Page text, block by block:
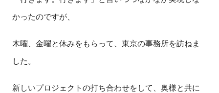
かったのですが、
木曜、金曜と休みをもらって、東京の事務所を訪ねま
した。
新しいプロジェクトの打ち合わせをして、奥様と共に